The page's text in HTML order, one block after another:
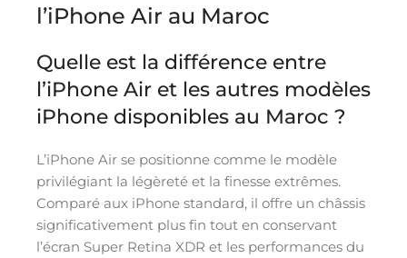
l’iPhone Air au Maroc
Quelle est la différence entre
l’iPhone Air et les autres modèles
iPhone disponibles au Maroc ?
L’iPhone Air se positionne comme le modèle
privilégiant la légèreté et la finesse extrêmes.
Comparé aux iPhone standard, il offre un châssis
significativement plus fin tout en conservant
l’écran Super Retina XDR et les performances du